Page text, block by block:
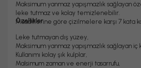
Maksimum yanmaz yapışmazlık sağlayan
leke tutmaz ve kolay temizlenebilir.
Muadillerine göre çizilmelere karşı 7 kata
Özellikler
Leke tutmayan dış yüzey,
Maksimum yanmaz yapışmazlık sağlayan iç
Kullanımı kolay şık kulplar,
Malsimum zaman ve enerji tasarrufu,